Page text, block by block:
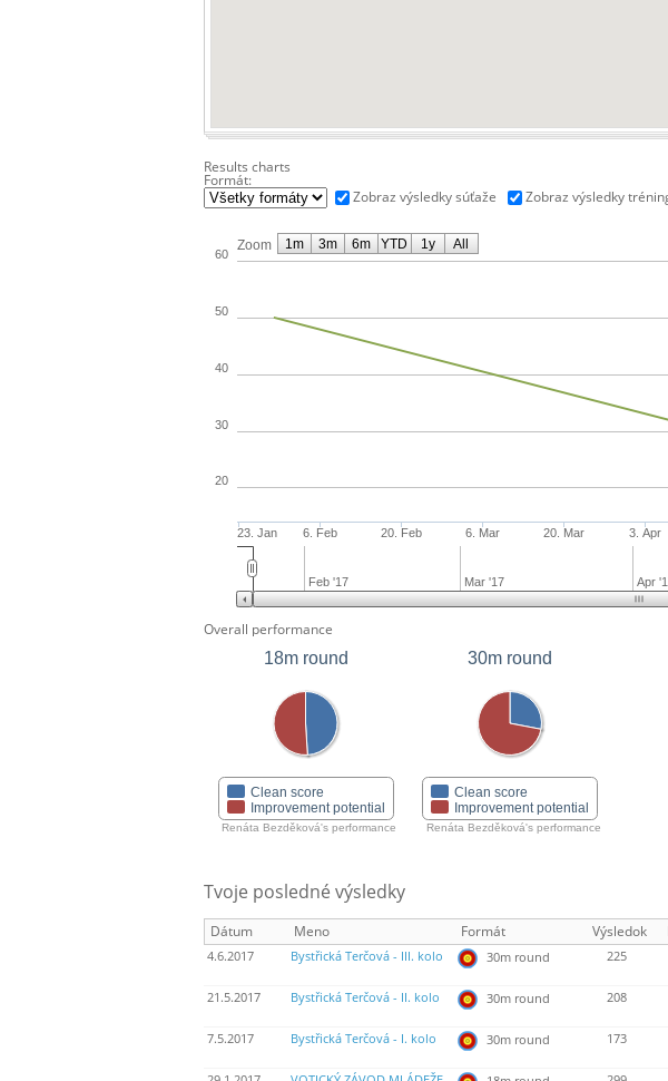
Results charts
Formát:
Zobraz výsledky súťaže
Zobraz výsledky
Zoom
23. Jan 6. Feb 20. Feb 6. Mar 20. Mar 3. Apr
20
30
40
50
60
Feb '17 Mar '17 Apr
1m 3m 6m YTD 1y All
Overall performance
18m round
Clean score
Improvement potential
Renáta Bezděková's performance
30m round
Clean score
Improvement potential
Renáta Bezděková's performance
Tvoje posledné výsledky
Dátum Meno Formát Výsledok
4.6.2017 Bystřická Terčová - III. kolo 30m round 225
21.5.2017
Bystřická Terčová - II. kolo 30m round 208
7.5.2017
Bystřická Terčová - I. kolo 30m round 173